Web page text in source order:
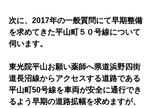
次に、2017年の一般質問にて早期整備
を求めてきた平山町５０号線について
伺います。
東光院平山お願い薬師へ県道浜野四街
道長沼線からアクセスする道路である
平山町50号線を車両が安全に通行でき
るよう早期の道路拡幅を求めますが、